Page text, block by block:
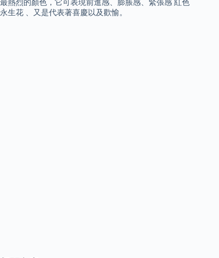
最熱烈的顏色，它可表現前進感、膨脹感、緊張感 紅色
永生花 、又是代表著喜慶以及歡愉。